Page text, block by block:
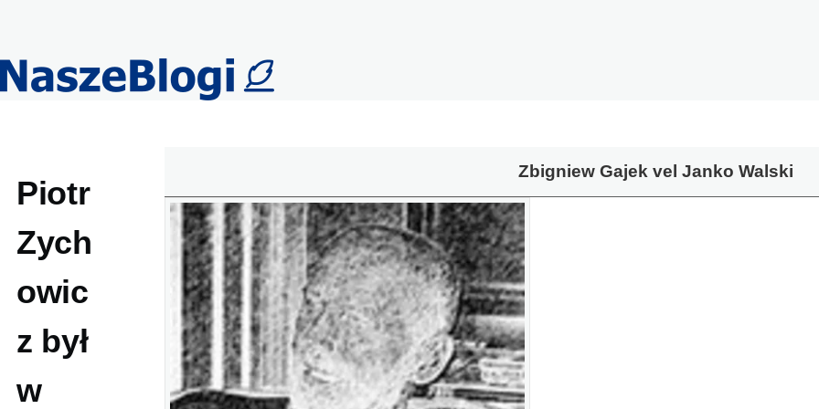
Piotr
Zych
owic
z był
w
Zbigniew Gajek vel Janko Walski